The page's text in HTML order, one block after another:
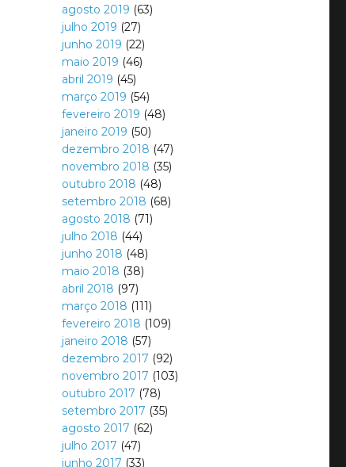
agosto 2019 (63)
julho 2019 (27)
junho 2019 (22)
maio 2019 (46)
abril 2019 (45)
março 2019 (54)
fevereiro 2019 (48)
janeiro 2019 (50)
dezembro 2018 (47)
novembro 2018 (35)
outubro 2018 (48)
setembro 2018 (68)
agosto 2018 (71)
julho 2018 (44)
junho 2018 (48)
maio 2018 (38)
abril 2018 (97)
março 2018 (111)
fevereiro 2018 (109)
janeiro 2018 (57)
dezembro 2017 (92)
novembro 2017 (103)
outubro 2017 (78)
setembro 2017 (35)
agosto 2017 (62)
julho 2017 (47)
junho 2017 (33)